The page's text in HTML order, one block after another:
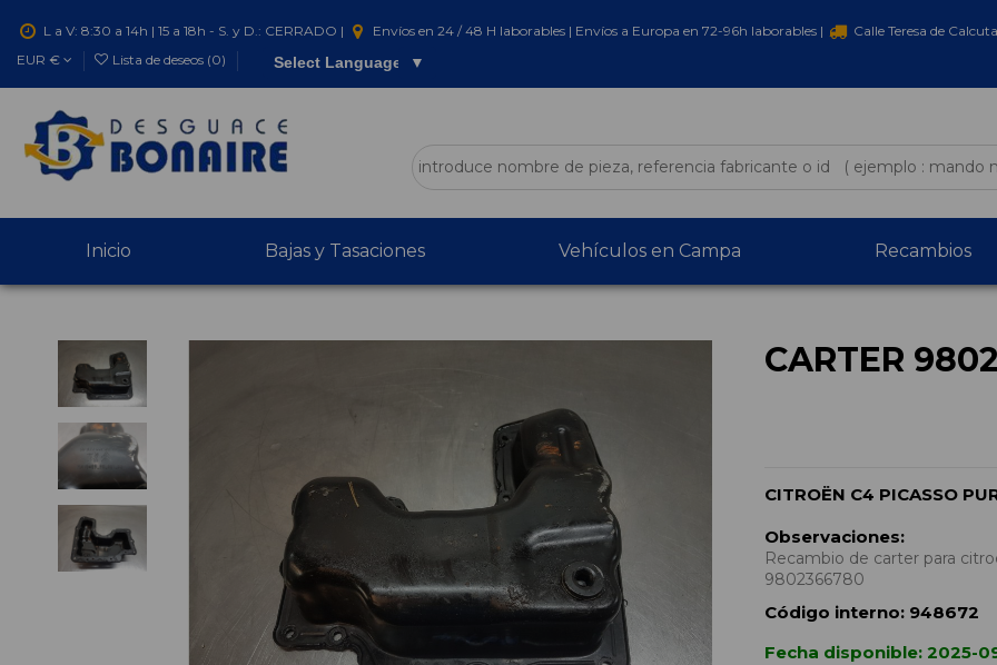
L a V: 8:30 a 14h | 15 a 18h - S. y D.: CERRADO | Envíos en 24 / 48 H laborables | Envíos a Europa en 72-96h laborables |
Calle Teresa de
EUR €
Lista de deseos (0) Select Language ▼
Inicio Bajas y Tasaciones Vehículos en Campa Recambios
CARTER
CITROËN C4 PICASSO
Observaciones:
Recambio de carter para
9802366780
Código interno: 948672
Fecha disponible: 2025-